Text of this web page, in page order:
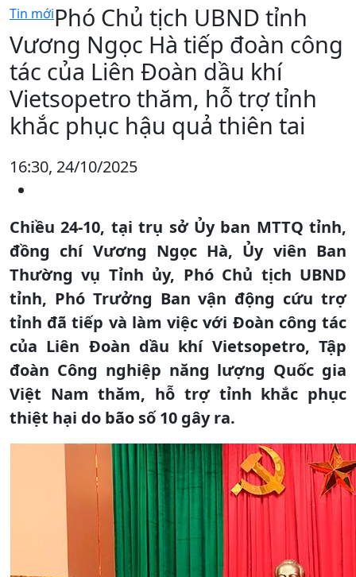
Tin mớiPhó Chủ tịch UBND tỉnh
Vương Ngọc Hà tiếp đoàn công
tác của Liên Đoàn dầu khí
Vietsopetro thăm, hỗ trợ tỉnh
khắc phục hậu quả thiên tai
16:30, 24/10/2025
Chiều 24-10, tại trụ sở Ủy ban MTTQ tỉnh,
đồng chí Vương Ngọc Hà, Ủy viên Ban
Thường vụ Tỉnh ủy, Phó Chủ tịch UBND
tỉnh, Phó Trưởng Ban vận động cứu trợ
tỉnh đã tiếp và làm việc với Đoàn công tác
của Liên Đoàn dầu khí Vietsopetro, Tập
đoàn Công nghiệp năng lượng Quốc gia
Việt Nam thăm, hỗ trợ tỉnh khắc phục
thiệt hại do bão số 10 gây ra.